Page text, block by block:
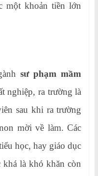
một khoản tiền lớn
sư phạm mầm
nghiệp, ra trường là
sau khi ra trường
mời về làm. Các
học, hay giáo dục
là khó khăn còn